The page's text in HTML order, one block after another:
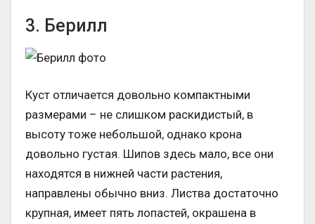
3. Берилл
Куст отличается довольно компактными
размерами – не слишком раскидистый, в
высоту тоже небольшой, однако крона
довольно густая. Шипов здесь мало, все они
находятся в нижней части растения,
направлены обычно вниз. Листва достаточно
крупная, имеет пять лопастей, окрашена в